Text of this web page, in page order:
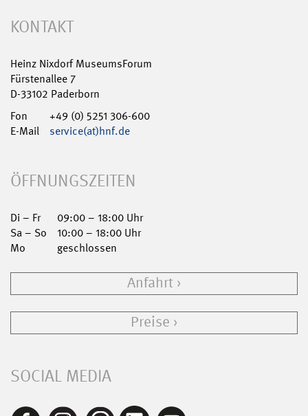
KONTAKT
Heinz Nixdorf MuseumsForum
Fürstenallee 7
D-33102 Paderborn
Fon
+49 (0) 5251 306-600
E-Mail
service(at)hnf.de
ÖFFNUNGSZEITEN
Di – Fr
09:00 – 18:00 Uhr
Sa – So
10:00 – 18:00 Uhr
Mo
geschlossen
Anfahrt
Preise
SOCIAL MEDIA